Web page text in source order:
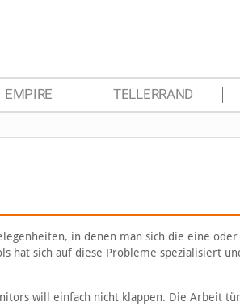
EMPIRE TELLERRAND
in denen man sich die eine oder
hat sich auf diese Probleme spezialisiert
will einfach nicht klappen. Die Arbeit